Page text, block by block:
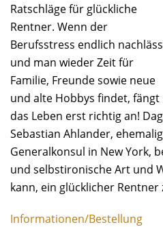
Ratschläge für glückliche
Rentner. Wenn der
Berufsstress endlich
und man wieder Zeit für
Familie, Freunde sowie neue
und alte Hobbys findet, fängt
das Leben erst richtig an! Dag
Sebastian Ahlander,
Generalkonsul in New York,
und selbstironische Art und
kann, ein glücklicher Rentner
Informationen/Bestellung